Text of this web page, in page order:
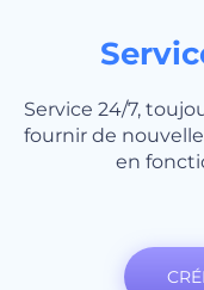
Service 24/7,
fournir de
en